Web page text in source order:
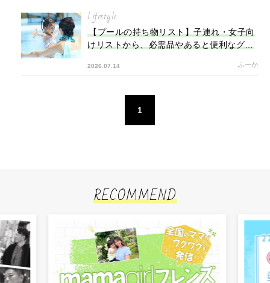
Lifestyle
【プールの持ち物リスト】子連れ・女子向
けリストから、必需品やあると便利なグッ
2026.07.14 ふーか
1
RECOMMEND